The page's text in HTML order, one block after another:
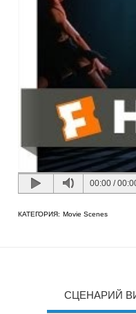
00:00 /
КАТЕГОРИЯ: Movie Scenes
СЦЕНАРИЙ